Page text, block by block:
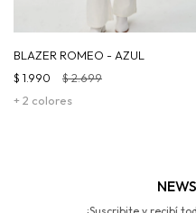
BLAZER ROMEO - AZUL
+ 2 colores
$ 1.990 $2.699